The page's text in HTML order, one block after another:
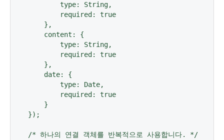
        type: String,
        required: true
    },
    content: {
        type: String,
        required: true
    },
    date: {
        type: Date,
        required: true
    }
});
/* 하나의 연결 객체를 반복적으로 사용합니다. */